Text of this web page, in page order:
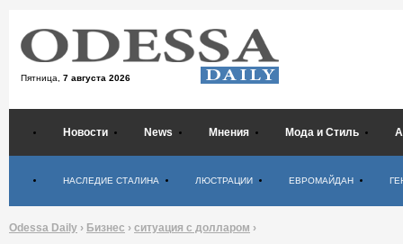
Пятница, 7 августа 2026
Новости News Мнения Мода и Стиль
НАСЛЕДИЕ СТАЛИНА ЛЮСТРАЦИИ ЕВРОМАЙДАН
Odessa Daily › Бизнес › ситуация с долларом ›